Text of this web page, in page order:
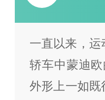
一直以来，
轿车中蒙迪
外形上一如